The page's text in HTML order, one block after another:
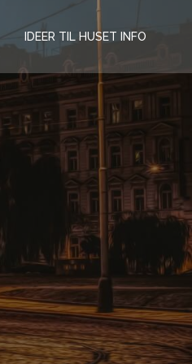
IDEER TIL HUSET INFO